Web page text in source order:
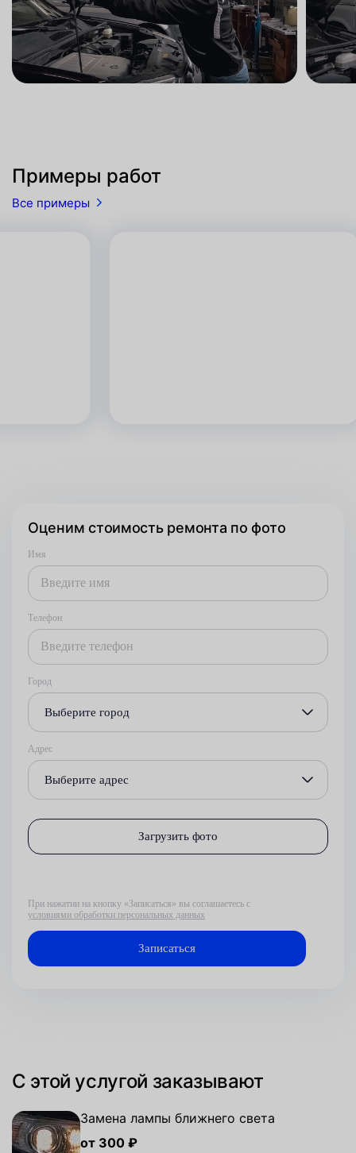
Примеры работ
Все примеры
Оценим стоимость ремонта по фото
Имя
Телефон
Город
Выберите город
Адрес
Выберите адрес
Загрузить фото
При нажатии на кнопку «Записаться» вы соглашаетесь с
условиями обработки персональных данных
С этой услугой заказывают
Замена лампы ближнего света
от 300 ₽